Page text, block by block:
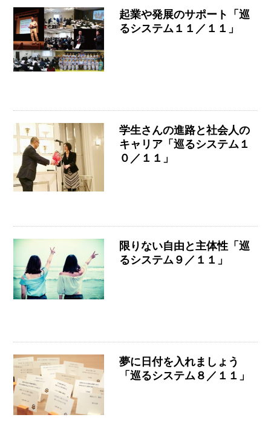
起業や発展のサポート「巡
るシステム１１／１１」
学生さんの進路と社会人の
キャリア「巡るシステム１
０／１１」
限りない自由と主体性「巡
るシステム９／１１」
夢に日付を入れましょう
「巡るシステム８／１１」